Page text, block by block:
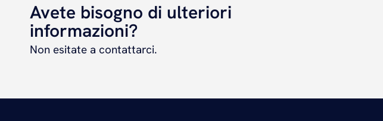
Avete bisogno di ulteriori
informazioni?
Non esitate a contattarci.